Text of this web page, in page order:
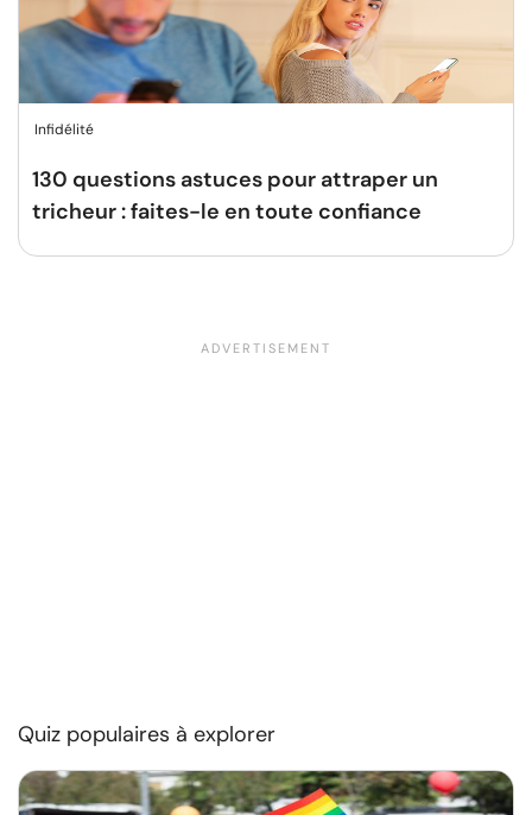
Infidélité
130 questions astuces pour attraper un
tricheur : faites-le en toute confiance
Quiz populaires à explorer